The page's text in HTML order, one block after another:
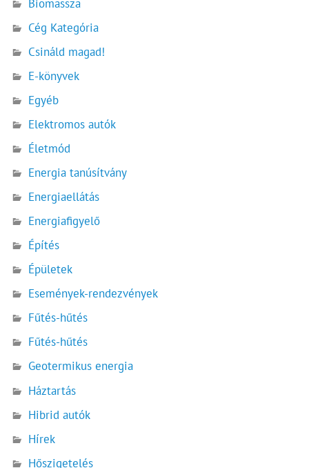
Biomassza
Cég Kategória
Csináld magad!
E-könyvek
Egyéb
Elektromos autók
Életmód
Energia tanúsítvány
Energiaellátás
Energiafigyelő
Építés
Épületek
Események-rendezvények
Fűtés-hűtés
Fűtés-hűtés
Geotermikus energia
Háztartás
Hibrid autók
Hírek
Hőszigetelés